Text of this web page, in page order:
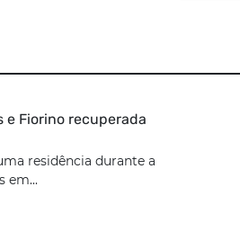
e Fiorino recuperada
residência durante a
em...